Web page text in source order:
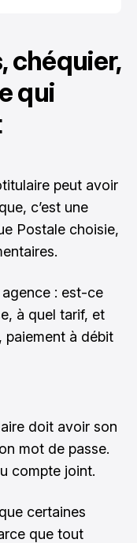
chéquier,
qui
peut avoir
c’est une
Postale choisie,
: est-ce
à quel tarif, et
paiement à débit
doit avoir son
mot de passe.
compte joint.
certaines
que tout